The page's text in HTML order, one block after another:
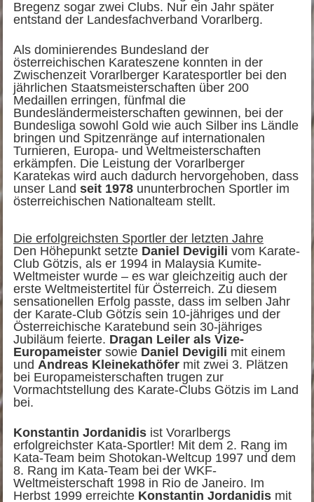
Bregenz sogar zwei Clubs. Nur ein Jahr später
entstand der Landesfachverband Vorarlberg.
Als dominierendes Bundesland der
österreichischen Karateszene konnten in der
Zwischenzeit Vorarlberger Karatesportler bei den
jährlichen Staatsmeisterschaften über 200
Medaillen erringen, fünfmal die
Bundesländermeisterschaften gewinnen, bei der
Bundesliga sowohl Gold wie auch Silber ins Ländle
bringen und Spitzenränge auf internationalen
Turnieren, Europa- und Weltmeisterschaften
erkämpfen. Die Leistung der Vorarlberger
Karatekas wird auch dadurch hervorgehoben, dass
unser Land seit 1978 ununterbrochen Sportler im
österreichischen Nationalteam stellt.
Die erfolgreichsten Sportler der letzten Jahre
Den Höhepunkt setzte Daniel Devigili vom Karate-
Club Götzis, als er 1994 in Malaysia Kumite-
Weltmeister wurde – es war gleichzeitig auch der
erste Weltmeistertitel für Österreich. Zu diesem
sensationellen Erfolg passte, dass im selben Jahr
der Karate-Club Götzis sein 10-jähriges und der
Österreichische Karatebund sein 30-jähriges
Jubiläum feierte. Dragan Leiler als Vize-
Europameister sowie Daniel Devigili mit einem
und Andreas Kleinekathöfer mit zwei 3. Plätzen
bei Europameisterschaften trugen zur
Vormachtstellung des Karate-Clubs Götzis im Land
bei.
Konstantin Jordanidis ist Vorarlbergs
erfolgreichster Kata-Sportler! Mit dem 2. Rang im
Kata-Team beim Shotokan-Weltcup 1997 und dem
8. Rang im Kata-Team bei der WKF-
Weltmeisterschaft 1998 in Rio de Janeiro. Im
Herbst 1999 erreichte Konstantin Jordanidis mit